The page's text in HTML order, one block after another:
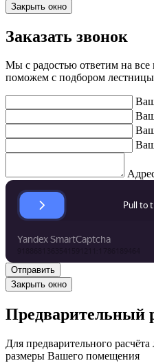
Закрыть окно
Заказать звонок
Мы с радостью ответим на
поможем с подбором лестницы
Закрыть окно
Предварительный
Для предварительного
размеры Вашего помещения